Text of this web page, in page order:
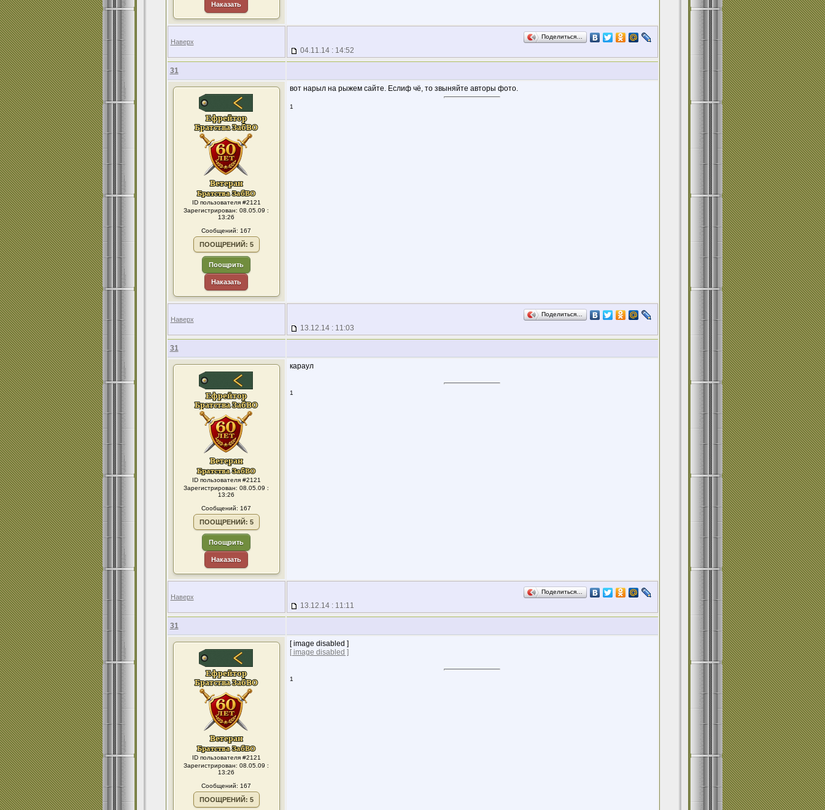
Наказать
Наверх
Поделиться…
04.11.14 : 14:52
31
ID пользователя #2121
Зарегистрирован: 08.05.09 :
13:26
Сообщений: 167
ПООЩРЕНИЙ: 5
Поощрить
Наказать
вот нарыл на рыжем сайте. Еслиф чё, то звыняйте авторы фото.
1
Наверх
Поделиться…
13.12.14 : 11:03
31
ID пользователя #2121
Зарегистрирован: 08.05.09 :
13:26
Сообщений: 167
ПООЩРЕНИЙ: 5
Поощрить
Наказать
караул
1
Наверх
Поделиться…
13.12.14 : 11:11
31
ID пользователя #2121
Зарегистрирован: 08.05.09 :
13:26
Сообщений: 167
ПООЩРЕНИЙ: 5
[ image disabled ]
[ image disabled ]
1